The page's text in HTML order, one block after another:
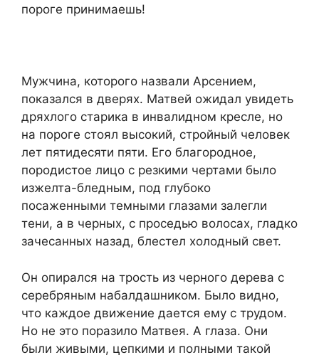
пороге принимаешь!
Мужчина, которого назвали Арсением,
показался в дверях. Матвей ожидал увидеть
дряхлого старика в инвалидном кресле, но
на пороге стоял высокий, стройный человек
лет пятидесяти пяти. Его благородное,
породистое лицо с резкими чертами было
изжелта-бледным, под глубоко
посаженными темными глазами залегли
тени, а в черных, с проседью волосах, гладко
зачесанных назад, блестел холодный свет.
Он опирался на трость из черного дерева с
серебряным набалдашником. Было видно,
что каждое движение дается ему с трудом.
Но не это поразило Матвея. А глаза. Они
были живыми, цепкими и полными такой